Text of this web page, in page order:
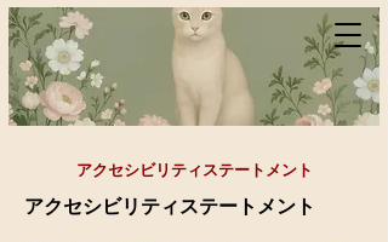
アクセシビリティステートメント
アクセシビリティステートメント